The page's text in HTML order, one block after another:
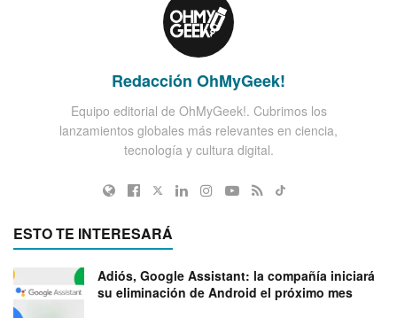
Redacción OhMyGeek!
Equipo editorial de OhMyGeek!. Cubrimos los
lanzamientos globales más relevantes en ciencia,
tecnología y cultura digital.
ESTO TE INTERESARÁ
Adiós, Google Assistant: la compañía iniciará
su eliminación de Android el próximo mes